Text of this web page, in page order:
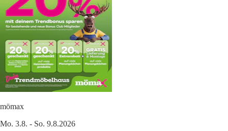
mömax
Mo. 3.8. - So. 9.8.2026